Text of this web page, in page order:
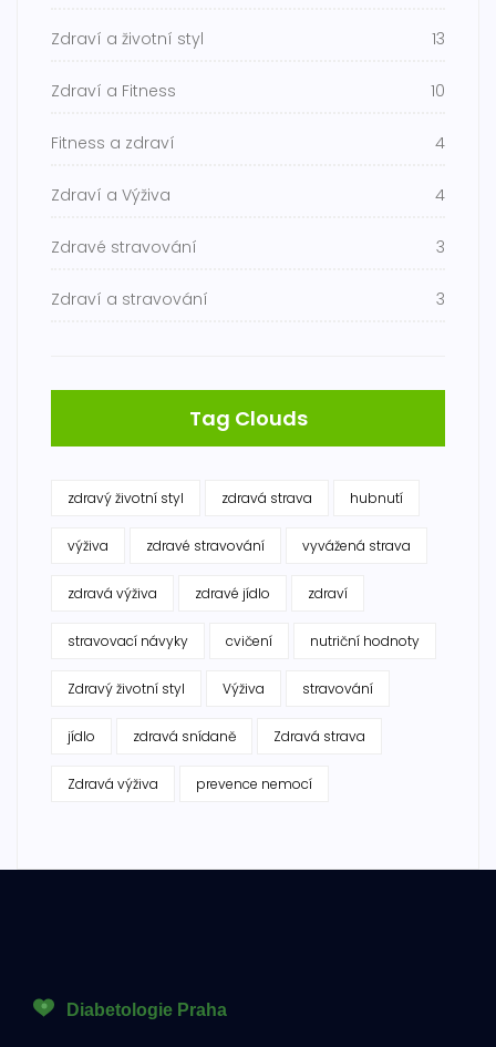
Zdraví a životní styl 13
Zdraví a Fitness 10
Fitness a zdraví 4
Zdraví a Výživa 4
Zdravé stravování 3
Zdraví a stravování 3
Tag Clouds
zdravý životní styl zdravá strava hubnutí
výživa zdravé stravování vyvážená strava
zdravá výživa zdravé jídlo zdraví
stravovací návyky cvičení nutriční hodnoty
Zdravý životní styl Výživa stravování
jídlo zdravá snídaně Zdravá strava
Zdravá výživa prevence nemocí